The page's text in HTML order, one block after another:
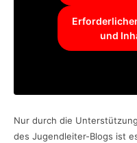
und
Nur durch die
des Jugendleiter-Blogs ist